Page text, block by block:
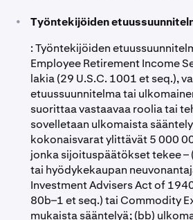
•
Työntekijöiden
: Työntekijöiden
Employee Retirement Income
lakia (29 U.S.C. 1001 et seq.),
etuussuunnitelma tai
suorittaa vastaavaa roolia tai
sovelletaan ulkomaista
kokonaisvarat ylittävät 5 000
jonka sijoituspäätökset tekee –
tai hyödykekaupan
Investment Advisers Act of
80b–1 et seq.) tai Commodity
mukaista sääntelyä; (bb)